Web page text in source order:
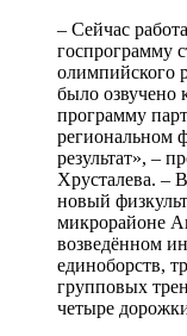
– Сейчас
госпрограмму
олимпийского
было озвучено
программу
региональном
результат», –
Хрусталева. –
новый
микрорайоне
возведённом
единоборств,
групповых
четыре